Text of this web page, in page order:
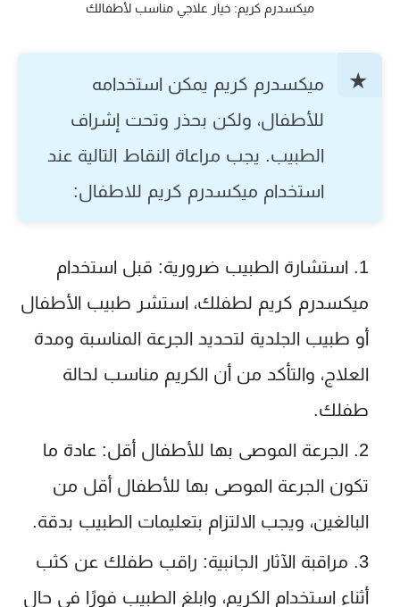
ميكسدرم كريم: خيار علاجي مناسب لأطفالك
ميكسدرم كريم يمكن استخدامه
للأطفال، ولكن بحذر وتحت إشراف
الطبيب. يجب مراعاة النقاط التالية عند
استخدام ميكسدرم كريم للاطفال:
استشارة الطبيب ضرورية: قبل استخدام
ميكسدرم كريم لطفلك، استشر طبيب الأطفال
أو طبيب الجلدية لتحديد الجرعة المناسبة ومدة
العلاج، والتأكد من أن الكريم مناسب لحالة
طفلك.
الجرعة الموصى بها للأطفال أقل: عادة ما
تكون الجرعة الموصى بها للأطفال أقل من
البالغين، ويجب الالتزام بتعليمات الطبيب بدقة.
مراقبة الآثار الجانبية: راقب طفلك عن كثب
أثناء استخدام الكريم، وابلغ الطبيب فورًا في حال